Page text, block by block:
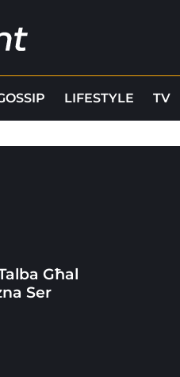
LIFESTYLE TV
Għal
Ser